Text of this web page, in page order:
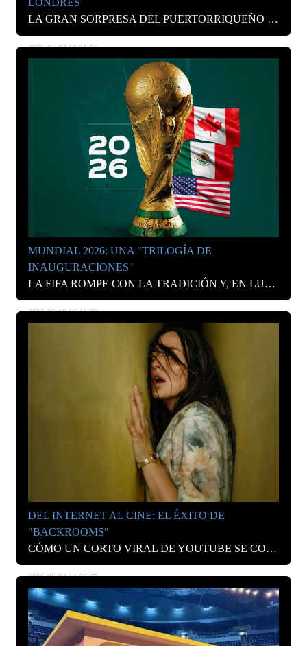
LONDRES
LA GRAN SORPRESA DEL PUERTORRIQUEÑO PARA CERRAR SU GIRA EUROPEA.
2026-07-02 10:01:03
MUNDIAL 2026: UNA "TRILOGÍA DE
INAUGURACIONES"
LA FIFA ROMPE CON LA TRADICIÓN Y, EN LUGAR DE UNA CEREMONIA ÚNICA, DESPLEGARÁ UN ESPECTÁCULO DE DOS DÍAS EN LOS TRES PAÍSES ANFITRIONES.
2026-06-10 16:41:23
DEL INTERNET AL CINE: EL ÉXITO DE
"BACKROOMS"
CÓMO UN CORTO VIRAL DE YOUTUBE SE CONVIRTIÓ EN LA PELÍCULA DE TERROR DEL AÑO.
2026-06-03 14:06:07